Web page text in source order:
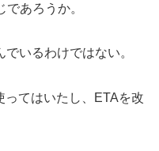
あろうか。
いるわけではない。
ってはいたし、ETAを改